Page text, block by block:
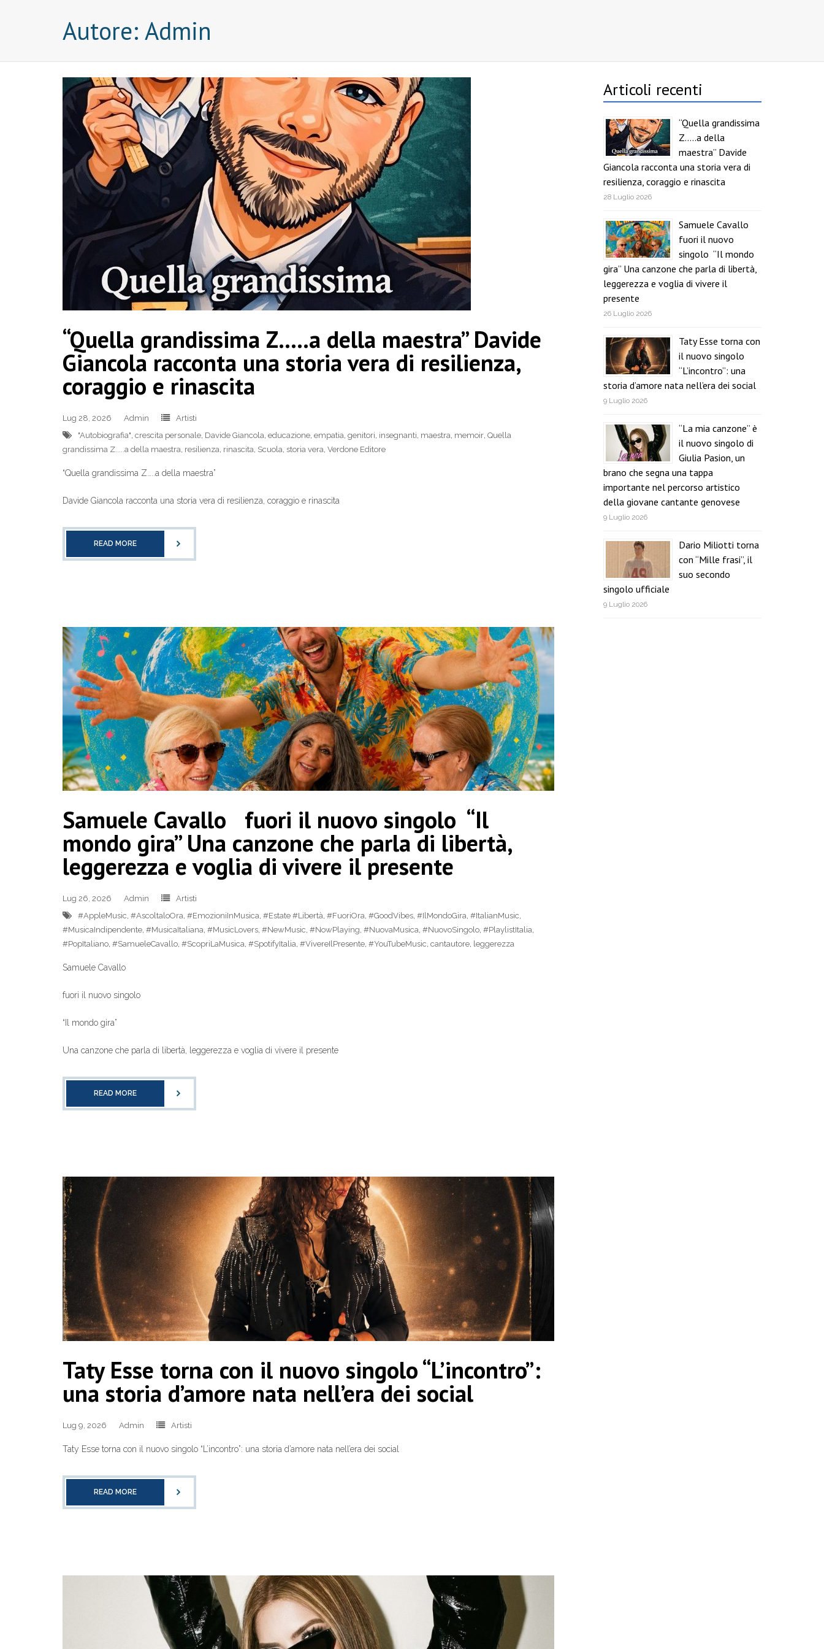
Autore: Admin
“Quella grandissima Z…..a della maestra” Davide
Giancola racconta una storia vera di resilienza,
coraggio e rinascita
Lug 28, 2026 Admin
Artisti
"Autobiografia", crescita personale, Davide Giancola, educazione, empatia, genitori, insegnanti, maestra, memoir, Quella
grandissima Z.....a della maestra, resilienza, rinascita, Scuola, storia vera, Verdone Editore
“Quella grandissima Z…..a della maestra”
Davide Giancola racconta una storia vera di resilienza, coraggio e rinascita
READ MORE
Samuele Cavallo fuori il nuovo singolo “Il
mondo gira” Una canzone che parla di libertà,
leggerezza e voglia di vivere il presente
Lug 26, 2026 Admin
Artisti
#AppleMusic, #AscoltaloOra, #EmozioniInMusica, #Estate #Libertà, #FuoriOra, #GoodVibes, #IlMondoGira, #ItalianMusic,
#MusicaIndipendente, #MusicaItaliana, #MusicLovers, #NewMusic, #NowPlaying, #NuovaMusica, #NuovoSingolo, #PlaylistItalia,
#PopItaliano, #SamueleCavallo, #ScopriLaMusica, #SpotifyItalia, #VivereIlPresente, #YouTubeMusic, cantautore, leggerezza
Samuele Cavallo
fuori il nuovo singolo
“Il mondo gira”
Una canzone che parla di libertà, leggerezza e voglia di vivere il presente
READ MORE
Taty Esse torna con il nuovo singolo “L’incontro”:
una storia d’amore nata nell’era dei social
Lug 9, 2026 Admin Artisti
Taty Esse torna con il nuovo singolo “L’incontro”: una storia d’amore nata nell’era dei social
READ MORE
Articoli recenti
“Quella grandissima
Z…..a della
maestra” Davide
Giancola racconta una storia vera di
resilienza, coraggio e rinascita
28 Luglio 2026
Samuele Cavallo
fuori il nuovo
singolo “Il mondo
gira” Una canzone che parla di libertà,
leggerezza e voglia di vivere il
presente
26 Luglio 2026
Taty Esse torna con
il nuovo singolo
“L’incontro”: una
storia d’amore nata nell’era dei social
9 Luglio 2026
“La mia canzone” è
il nuovo singolo di
Giulia Pasion, un
brano che segna una tappa
importante nel percorso artistico
della giovane cantante genovese
9 Luglio 2026
Dario Miliotti torna
con “Mille frasi”, il
suo secondo
singolo ufficiale
9 Luglio 2026